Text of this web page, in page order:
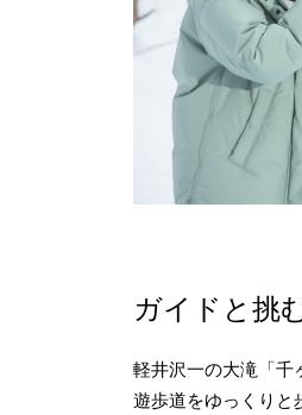
ガイドと挑
軽井沢一の大滝「千
遊歩道をゆっくりと